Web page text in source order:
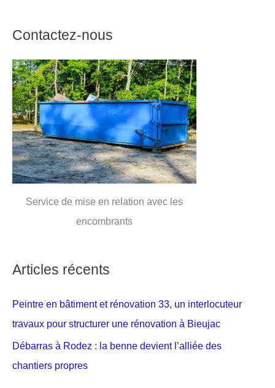
Contactez-nous
Service de mise en relation avec les
encombrants
Articles récents
Peintre en bâtiment et rénovation 33, un interlocuteur
travaux pour structurer une rénovation à Bieujac
Débarras à Rodez : la benne devient l’alliée des
chantiers propres